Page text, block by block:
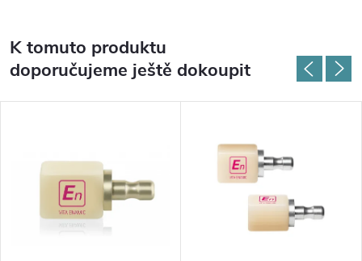
K tomuto produktu
doporučujeme ještě dokoupit